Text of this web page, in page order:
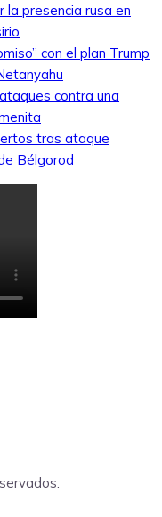
la presencia rusa en
con el plan Trump
contra una
tras ataque
Bélgorod